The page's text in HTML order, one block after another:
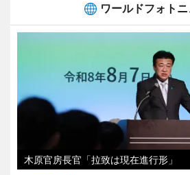
ワールドフォト
木原官房長官「拉致は現在進行形」